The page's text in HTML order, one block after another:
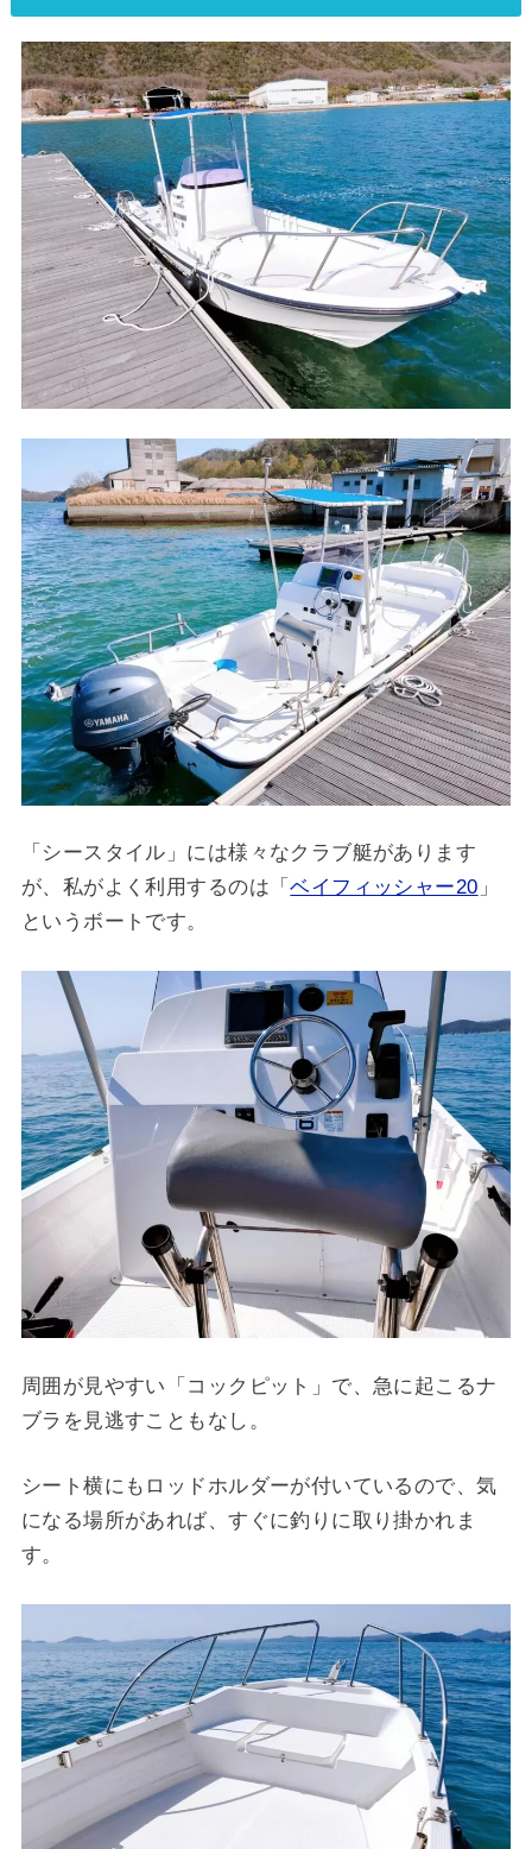
「シースタイル」には様々なクラブ艇があります
が、私がよく利用するのは「ベイフィッシャー20 」
というボートです。
周囲が見やすい「コックピット」で、急に起こるナ
ブラを見逃すこともなし。
シート横にもロッドホルダーが付いているので、気
になる場所があれば、すぐに釣りに取り掛かれま
す。